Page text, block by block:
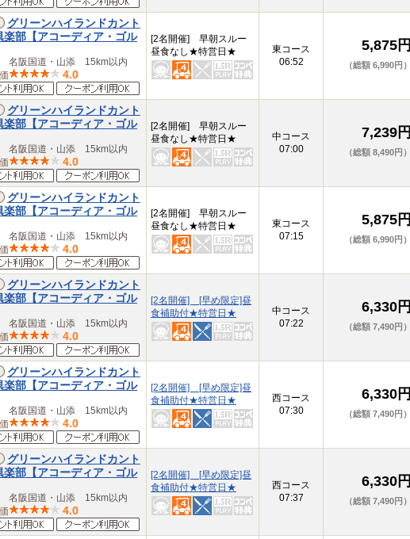
グリーンハイランドカント
楽部【アコーディア・ゴル
名阪国道・山添 15km以内
4.0
[2名開催] 早朝スルー
昼食なし★特営日★
東コース
06:52
5,875円
（総額 6,990円）
グリーンハイランドカント
楽部【アコーディア・ゴル
名阪国道・山添 15km以内
4.0
[2名開催] 早朝スルー
昼食なし★特営日★
中コース
07:00
7,239円
（総額 8,490円）
グリーンハイランドカント
楽部【アコーディア・ゴル
名阪国道・山添 15km以内
4.0
[2名開催] 早朝スルー
昼食なし★特営日★
東コース
07:15
5,875円
（総額 6,990円）
グリーンハイランドカント
楽部【アコーディア・ゴル
名阪国道・山添 15km以内
4.0
[2名開催] [早め限定]昼
食補助付★特営日★
中コース
07:22
6,330円
（総額 7,490円）
グリーンハイランドカント
楽部【アコーディア・ゴル
名阪国道・山添 15km以内
4.0
[2名開催] [早め限定]昼
食補助付★特営日★
西コース
07:30
6,330円
（総額 7,490円）
グリーンハイランドカント
楽部【アコーディア・ゴル
名阪国道・山添 15km以内
4.0
[2名開催] [早め限定]昼
食補助付★特営日★
西コース
07:37
6,330円
（総額 7,490円）